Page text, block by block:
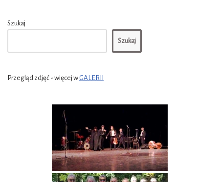
Szukaj
Szukaj
Przegląd zdjęć - więcej wGALERII